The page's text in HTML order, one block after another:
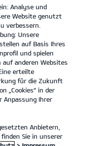
Analyse und
Website genutzt
verbessern.
Unsere
auf Basis Ihres
und spielen
auf anderen Websites
erteilte
für die Zukunft
„Cookies“ in der
Anpassung Ihrer
Anbietern,
Sie in unserer